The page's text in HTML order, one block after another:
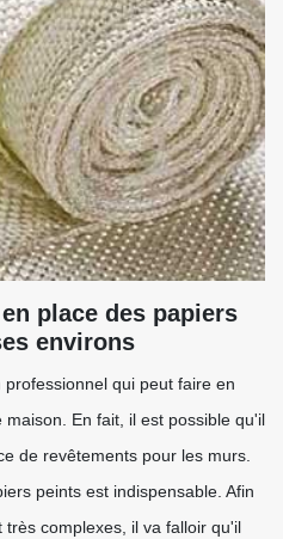
place des papiers
environs
qui peut faire en
En fait, il est possible qu'il
de revêtements pour les murs.
peints est indispensable. Afin
complexes, il va falloir qu'il